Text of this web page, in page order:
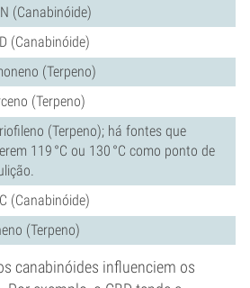
(Canabinóide)
(Canabinóide)
(Terpeno)
(Terpeno)
(Terpeno); há fontes que
119 °C ou 130 °C como ponto de
(Canabinóide)
(Terpeno)
canabinóides influenciem os